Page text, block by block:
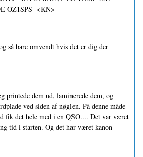
OZ1SPS <KN>
så bare omvendt hvis det er dig der
printede dem ud, laminerede dem, og
ved siden af nøglen. På denne måde
fik det hele med i en QSO.... Det var været
tid i starten. Og det har været kanon